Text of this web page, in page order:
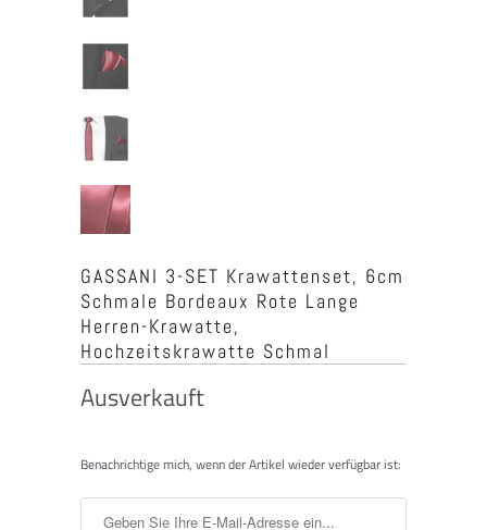
GASSANI 3-SET Krawattenset, 6cm
Schmale Bordeaux Rote Lange
Herren-Krawatte,
Hochzeitskrawatte Schmal
Ausverkauft
Benachrichtigen
Benachrichtige mich, wenn der Artikel wieder verfügbar ist: